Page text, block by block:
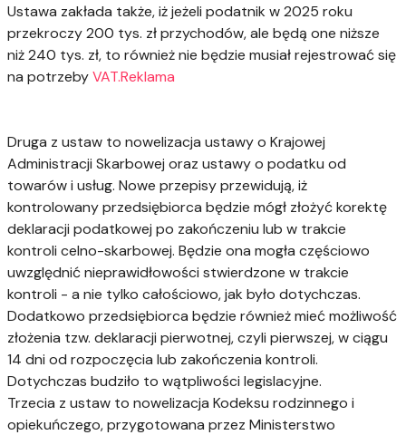
Ustawa zakłada także, iż jeżeli podatnik w 2025 roku
przekroczy 200 tys. zł przychodów, ale będą one niższe
niż 240 tys. zł, to również nie będzie musiał rejestrować się
na potrzebyVAT.Reklama
Druga z ustaw to nowelizacja ustawy o Krajowej
Administracji Skarbowej oraz ustawy o podatku od
towarów i usług. Nowe przepisy przewidują, iż
kontrolowany przedsiębiorca będzie mógł złożyć korektę
deklaracji podatkowej po zakończeniu lub w trakcie
kontroli celno-skarbowej. Będzie ona mogła częściowo
uwzględnić nieprawidłowości stwierdzone w trakcie
kontroli - a nie tylko całościowo, jak było dotychczas.
Dodatkowo przedsiębiorca będzie również mieć możliwość
złożenia tzw. deklaracji pierwotnej, czyli pierwszej, w ciągu
14 dni od rozpoczęcia lub zakończenia kontroli.
Dotychczas budziło to wątpliwości legislacyjne.
Trzecia z ustaw to nowelizacja Kodeksu rodzinnego i
opiekuńczego, przygotowana przez Ministerstwo